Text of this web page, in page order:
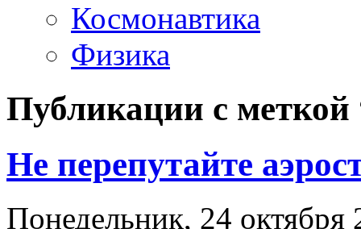
Космонавтика
Физика
Публикации с меткой
Не перепутайте
Понедельник, 24 октября